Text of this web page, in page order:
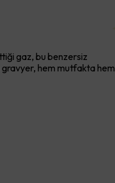
gaz, bu benzersiz
gravyer, hem mutfakta hem